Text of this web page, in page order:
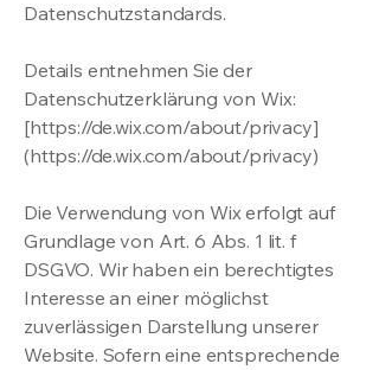
Datenschutzstandards.
Details entnehmen Sie der
Datenschutzerklärung von Wix:
[https://de.wix.com/about/privacy]
(https://de.wix.com/about/privacy)
Die Verwendung von Wix erfolgt auf
Grundlage von Art. 6 Abs. 1 lit. f
DSGVO. Wir haben ein berechtigtes
Interesse an einer möglichst
zuverlässigen Darstellung unserer
Website. Sofern eine entsprechende